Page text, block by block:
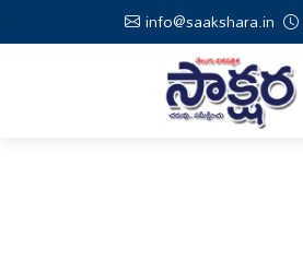
info@saakshara.in